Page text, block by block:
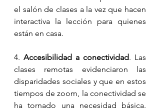
el salón de clases a la vez que hacen
interactiva la lección para quienes
están en casa.
4. Accesibilidad a conectividad. Las
clases remotas evidenciaron las
disparidades sociales y que en estos
tiempos de zoom, la conectividad se
ha tornado una necesidad básica.